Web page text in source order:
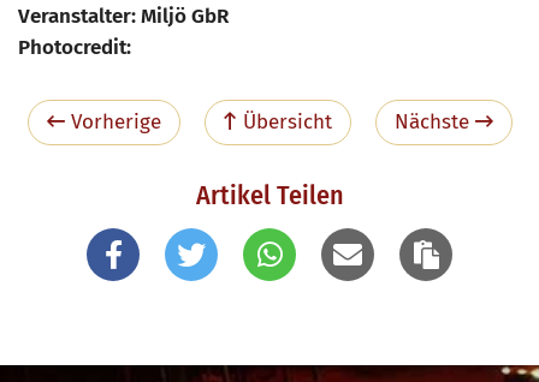
Veranstalter: Miljö GbR
Photocredit:
Vorherige Übersicht Nächste
Artikel Teilen